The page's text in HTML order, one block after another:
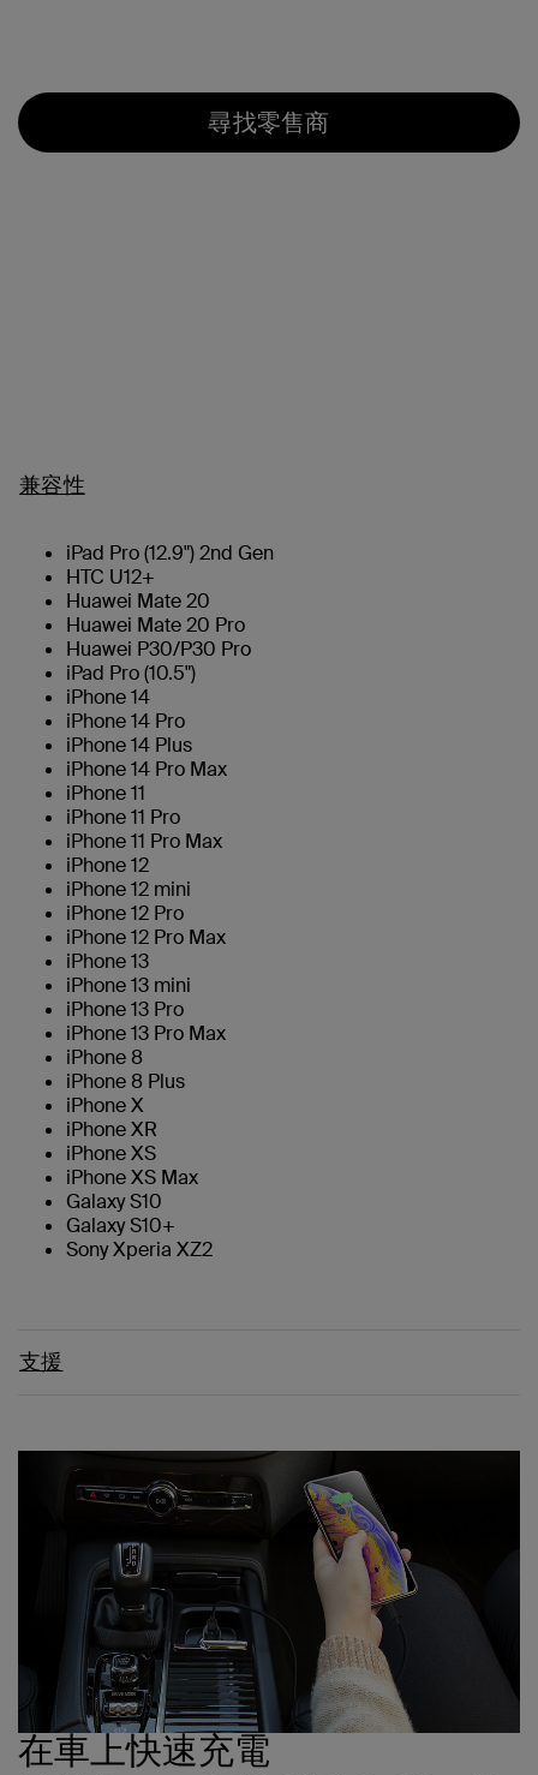
尋找零售商
兼容性
iPad Pro (12.9") 2nd Gen
HTC U12+
Huawei Mate 20
Huawei Mate 20 Pro
Huawei P30/P30 Pro
iPad Pro (10.5")
iPhone 14
iPhone 14 Pro
iPhone 14 Plus
iPhone 14 Pro Max
iPhone 11
iPhone 11 Pro
iPhone 11 Pro Max
iPhone 12
iPhone 12 mini
iPhone 12 Pro
iPhone 12 Pro Max
iPhone 13
iPhone 13 mini
iPhone 13 Pro
iPhone 13 Pro Max
iPhone 8
iPhone 8 Plus
iPhone X
iPhone XR
iPhone XS
iPhone XS Max
Galaxy S10
Galaxy S10+
Sony Xperia XZ2
支援
在車上快速充電